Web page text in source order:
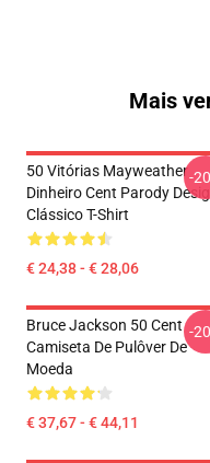
Mais
50 Vitórias Mayweather
Dinheiro Cent Parody
Clássico T-Shirt
€ 24,38 - € 28,06
-
Bruce Jackson 50 Cent
Camiseta De Pulôver De
Moeda
€ 37,67 - € 44,11
-